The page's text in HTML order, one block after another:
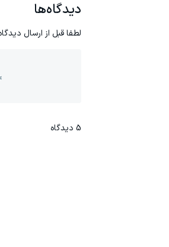
دیدگاه‌ها
لطفا قبل از ارسال
5 دیدگاه